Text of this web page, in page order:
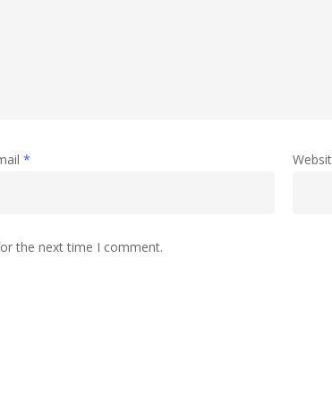
*
the next time I comment.